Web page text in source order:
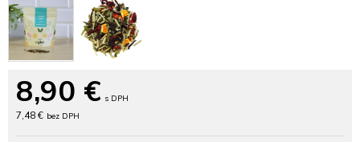
8,90 € s DPH
7,48 € bez DPH